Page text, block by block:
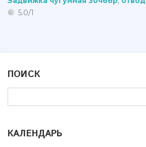
5.0/1
ПОИСК
КАЛЕНДАРЬ